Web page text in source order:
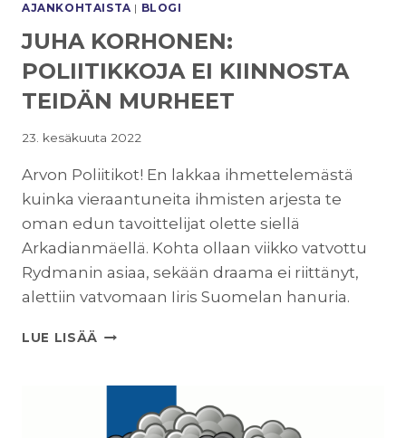
AJANKOHTAISTA | BLOGI
JUHA KORHONEN:
POLIITIKKOJA EI KIINNOSTA
TEIDÄN MURHEET
23. kesäkuuta 2022
Arvon Poliitikot! En lakkaa ihmettelemästä
kuinka vieraantuneita ihmisten arjesta te
oman edun tavoittelijat olette siellä
Arkadianmäellä. Kohta ollaan viikko vatvottu
Rydmanin asiaa, sekään draama ei riittänyt,
alettiin vatvomaan Iiris Suomelan hanuria.
LUE LISÄÄ JUHA
EI
KIINNOSTA
TEIDÄN